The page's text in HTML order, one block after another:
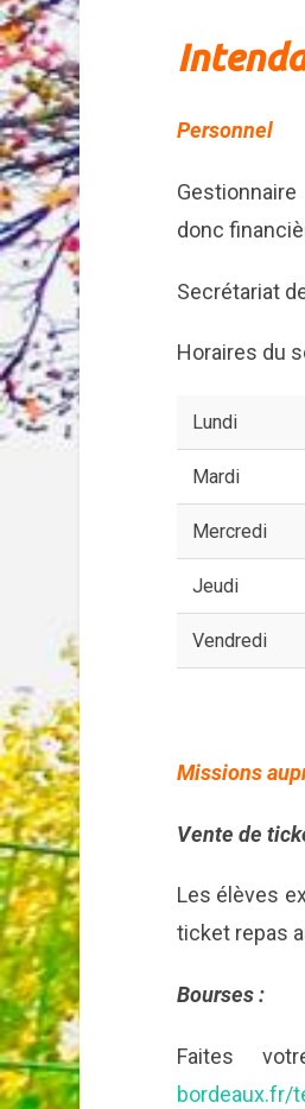
Personnel
Gestionnaire
donc
Secrétariat
Horaires du
Lundi
Mardi
Mercredi
Jeudi
Vendredi
Missions
Vente de
Les élèves
ticket repas
Bourses :
Faites
bordeaux.fr/